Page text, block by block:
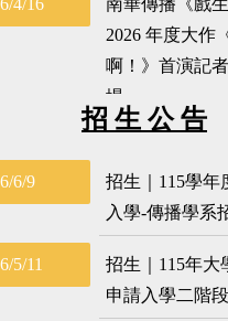
招 生 公 告